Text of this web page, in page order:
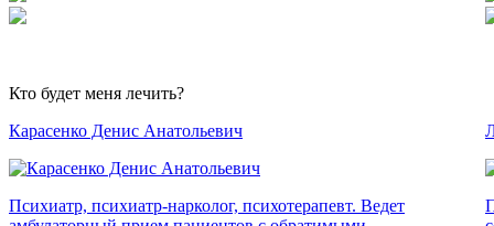
Кто будет меня лечить?
Карасенко Денис Анатольевич
Психиатр, психиатр-нарколог, психотерапевт. Ведет